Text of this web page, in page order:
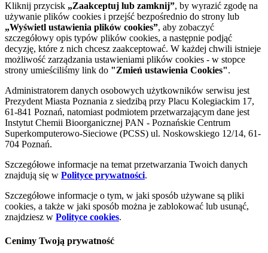
Kliknij przycisk „Zaakceptuj lub zamknij”, by wyrazić zgodę na
używanie plików cookies i przejść bezpośrednio do strony lub
„Wyświetl ustawienia plików cookies”, aby zobaczyć
szczegółowy opis typów plików cookies, a następnie podjąć
decyzję, które z nich chcesz zaakceptować. W każdej chwili istnieje
możliwość zarządzania ustawieniami plików cookies - w stopce
strony umieściliśmy link do "Zmień ustawienia Cookies".
Administratorem danych osobowych użytkowników serwisu jest
Prezydent Miasta Poznania z siedzibą przy Placu Kolegiackim 17,
61-841 Poznań, natomiast podmiotem przetwarzającym dane jest
Instytut Chemii Bioorganicznej PAN - Poznańskie Centrum
Superkomputerowo-Sieciowe (PCSS) ul. Noskowskiego 12/14, 61-
704 Poznań.
Szczegółowe informacje na temat przetwarzania Twoich danych
znajdują się w Polityce prywatności.
Szczegółowe informacje o tym, w jaki sposób używane są pliki
cookies, a także w jaki sposób można je zablokować lub usunąć,
znajdziesz w Polityce cookies.
Cenimy Twoją prywatność